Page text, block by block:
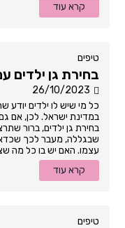
קרא עוד
טיפים
בחירת גן ילדים
26/10/2023
במדינת ישראל. לכן, אם
בחירת גן ילדים, ברור
שבגללה, מעבר לכך
עצמו. האם יש בו כל מה
קרא עוד
טיפים